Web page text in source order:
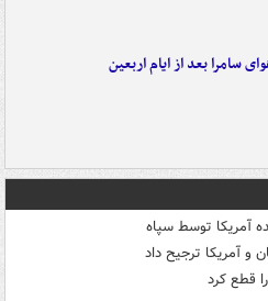
سامرا بعد از ایام اربعین
آمریکا توسط سپاه
و آمریکا ترجیح داد
قطع کرد